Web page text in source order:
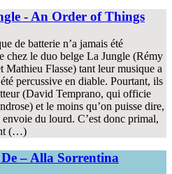
- An Order of Things
de batterie n’a jamais été
chez le duo belge La Jungle (Rémy
Mathieu Flasse) tant leur musique a
percussive en diable. Pourtant, ils
(David Temprano, qui officie
et le moins qu’on puisse dire,
du lourd. C’est donc primal,
(…)
– Alla Sorrentina